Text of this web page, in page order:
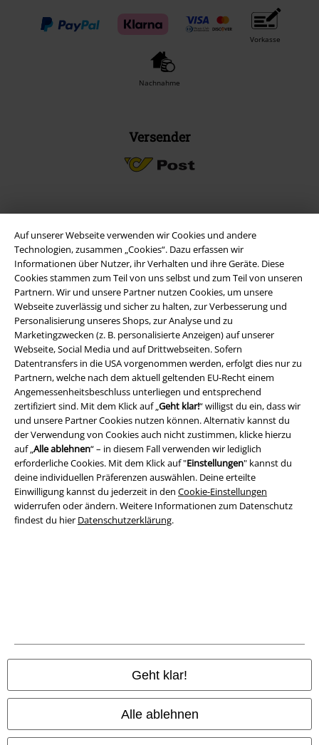
Auf unserer Webseite verwenden wir Cookies und andere
Technologien, zusammen „Cookies“. Dazu erfassen wir
Informationen über Nutzer, ihr Verhalten und ihre Geräte. Diese
Cookies stammen zum Teil von uns selbst und zum Teil von unseren
Partnern. Wir und unsere Partner nutzen Cookies, um unsere
Webseite zuverlässig und sicher zu halten, zur Verbesserung und
Personalisierung unseres Shops, zur Analyse und zu
Marketingzwecken (z. B. personalisierte Anzeigen) auf unserer
Webseite, Social Media und auf Drittwebseiten. Sofern
Datentransfers in die USA vorgenommen werden, erfolgt dies nur zu
Partnern, welche nach dem aktuell geltenden EU-Recht einem
Angemessenheitsbeschluss unterliegen und entsprechend
zertifiziert sind. Mit dem Klick auf „Geht klar!“ willigst du ein, dass wir
und unsere Partner Cookies nutzen können. Alternativ kannst du
der Verwendung von Cookies auch nicht zustimmen, klicke hierzu
auf „Alle ablehnen“ – in diesem Fall verwenden wir lediglich
erforderliche Cookies. Mit dem Klick auf "Einstellungen" kannst du
deine individuellen Präferenzen auswählen. Deine erteilte
Einwilligung kannst du jederzeit in den Cookie-Einstellungen
widerrufen oder ändern. Weitere Informationen zum Datenschutz
findest du hier Datenschutzerklärung.
Geht klar!
Alle ablehnen
Vorkasse
Nachnahme
Versender
EMP App
Lade dir jetzt kostenlos unsere neue EMP App runter und genieße
die vielen neuen Funktionen und Vorteile!
A Warner Music Group Company
Datenschutz
Entsorgung und Umweltschutz
Information zur Barrierefreiheit